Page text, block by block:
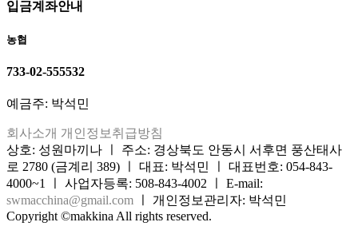
입금계좌안내
농협
733-02-555532
예금주: 박석민
회사소개 개인정보취급방침
상호: 성원마끼나 ㅣ 주소: 경상북도 안동시 서후면 풍산태사
로 2780 (금계리 389) ㅣ 대표: 박석민 ㅣ 대표번호: 054-843-
4000~1 ㅣ 사업자등록: 508-843-4002 ㅣ E-mail:
swmacchina@gmail.com ㅣ 개인정보관리자: 박석민
Copyright ©makkina All rights reserved.